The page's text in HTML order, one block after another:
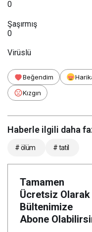
0
Şaşırmış
0
Virüslü
Beğendim
Kızgın
Haberle ilgili daha
# ölüm # tatil
Tamamen
Ücretsiz Olarak
Bültenimize
Abone